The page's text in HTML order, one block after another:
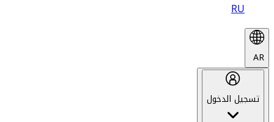
RU
AR
تسجيل الدخول